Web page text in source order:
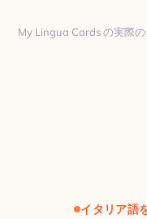
My Lingua Cards の実際
イタリア語